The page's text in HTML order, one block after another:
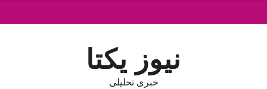
to
نیوز یکتا
خبری تحلیلی